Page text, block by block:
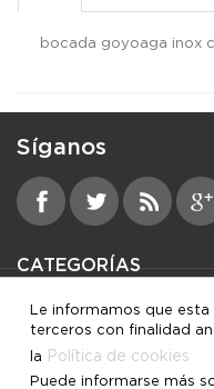
bocada goyoaga inox
Síganos
CATEGORÍAS
INFORMACIÓN
MI CUENTA
Le informamos que
terceros con finalidad
la Política de cookies
Puede informarse más